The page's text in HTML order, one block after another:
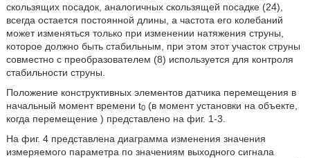
скользящих посадок, аналогичных скользящей посадке (24),
всегда остается постоянной длины, а частота его колебаний
может изменяться только при изменении натяжения струны,
которое должно быть стабильным, при этом этот участок струны
совместно с преобразователем (8) используется для контроля
стабильности струны.
Положение конструктивных элементов датчика перемещения в
начальный момент времени t0(в момент установки на объекте,
когда перемещение ) представлено на фиг. 1-3.
На фиг. 4 представлена диаграмма изменения значения
измеряемого параметра по значениям выходного сигнала